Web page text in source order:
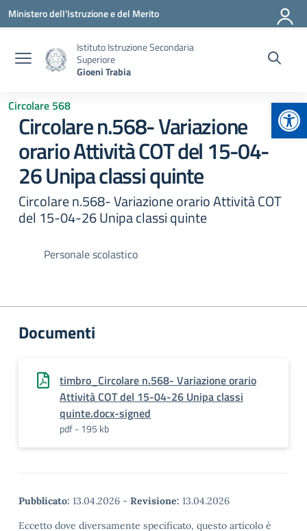
Vai ai contenuti
Vai al menu di navigazione
Vai al footer
Ministero dell'Istruzione e del Merito
Istituto Istruzione Secondaria
Superiore
Gioeni Trabia
Circolare 568
Circolare n.568- Variazione
orario Attività COT del 15-04-
26 Unipa classi quinte
Circolare n.568- Variazione orario Attività COT
del 15-04-26 Unipa classi quinte
Personale scolastico
Documenti
timbro_Circolare n.568- Variazione orario
Attività COT del 15-04-26 Unipa classi
quinte.docx-signed
pdf - 195 kb
Pubblicato: 13.04.2026 - Revisione: 13.04.2026
Eccetto dove diversamente specificato, questo articolo è